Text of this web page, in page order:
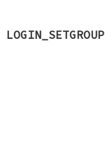
LOGIN_SETGROUP